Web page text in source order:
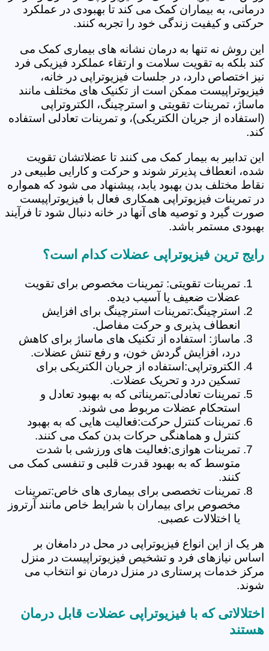
درمانی، به بیماران کمک می کند تا بهبودی در عملکرد
حرکتی و کیفیت زندگی خود را تجربه کنند.
این روش نه تنها به درمان نشانه های بیماری کمک می
کند بلکه به تقویت سلامت و ارتقاء عملکرد فیزیکی فرد
نیز اختصاص دارد، در جلسات فیزیوتراپی در خانه،
فیزیوتراپیست ممکن است از تکنیک های مختلف مانند
ماساژ، تمرینات تقویتی و استرچینگ، الکتروتراپی
(استفاده از جریان الکتریکی)، و تمرینات تعادلی استفاده
کند.
این تدابیر به بیمار کمک می کنند تا عضلاتشان تقویت
شده، انعطاف پذیرتر شوند و حرکت و کارایی طبیعی در
نقاط مختلف بدن بهبود یابد، پیشنهاد می شود که همواره
در تمرینات فیزیوتراپی همکاری فعال با فیزیوتراپیست
صورت گیرد و توصیه های آنها در خانه دنبال شود تا فرآیند
بهبودی مستمر باشد.
رایج ترین فیزیوتراپی عضلات کدام است؟
تمرینات تقویتی: تمرینات مخصوص برای تقویت
عضلات ضعیف یا آسیب دیده.
استرچینگ:تمرینات استرچینگ برای افزایش
انعطاف پذیری و حرکت مفاصل.
ماساژ: استفاده از تکنیک های ماساژ برای کاهش
درد، افزایش گردش خون، و رفع تنش عضلات.
الکتروتراپی:استفاده از جریان الکتریکی برای
تسکین درد و تحریک عضلات.
تمرینات تعادلی:تمریناتی که به بهبود تعادل و
استحکام عضلات مربوط می شوند.
تمرینات کنترل حرکت:فعالیت هایی که به بهبود
کنترل و هماهنگی حرکات بدن کمک می کنند.
تمرینات هوازی:فعالیت های ورزشی با شدت
متوسط که به بهبود قدرت قلبی و تنفسی کمک می
کنند.
تمرینات تخصصی برای بیماری های خاص:تمرینات
مخصوص برای بیماران با شرایط خاص مانند آرتروز
یا اختلالات عصبی.
هر یک از این انواع فیزیوتراپی در محل در دامغان بر
اساس نیازهای فرد و تشخیص فیزیوتراپیست در منزل
مرکز خدمات پرستاری در منزل درمان نو انتخاب می
شوند.
اختلالاتی که با فیزیوتراپی عضلات قابل درمان
هستند